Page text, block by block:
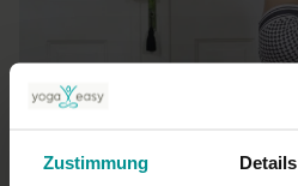
Zustimmung Details
Anna Rech
Sportliche Anfänger | Anusara Yoga